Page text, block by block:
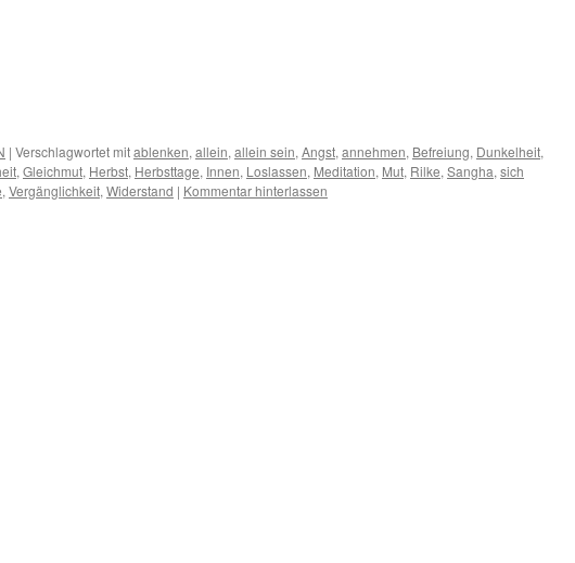
| Verschlagwortet mitablenken, allein, allein sein, Angst, annehmen, Befreiung, Dunkelheit,
, Gleichmut, Herbst, Herbsttage, Innen, Loslassen, Meditation, Mut, Rilke, Sangha, sich
, Vergänglichkeit, Widerstand | Kommentar hinterlassen